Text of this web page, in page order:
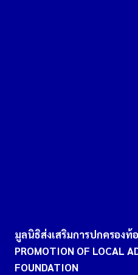
มูลนิธิส่งเสริมการปกครองท้
PROMOTION OF LOCAL
FOUNDATION